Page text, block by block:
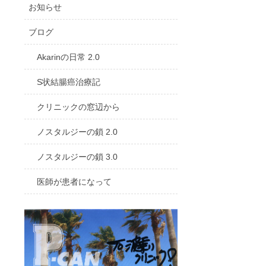
お知らせ
ブログ
Akarinの日常 2.0
S状結腸癌治療記
クリニックの窓辺から
ノスタルジーの鎖 2.0
ノスタルジーの鎖 3.0
医師が患者になって